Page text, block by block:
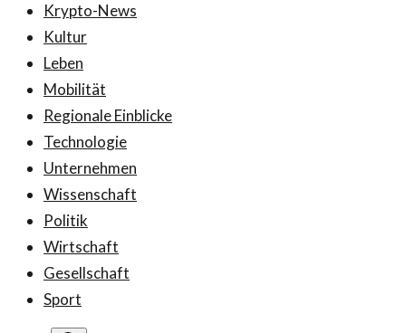
Krypto-News
Kultur
Leben
Mobilität
Regionale Einblicke
Technologie
Unternehmen
Wissenschaft
Politik
Wirtschaft
Gesellschaft
Sport